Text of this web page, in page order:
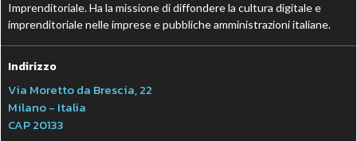
Imprenditoriale. Ha la missione di diffondere la cultura digitale e
imprenditoriale nelle imprese e pubbliche amministrazioni italiane.
Indirizzo
Via Moretto da Brescia, 22
Milano - Italia
CAP 20133